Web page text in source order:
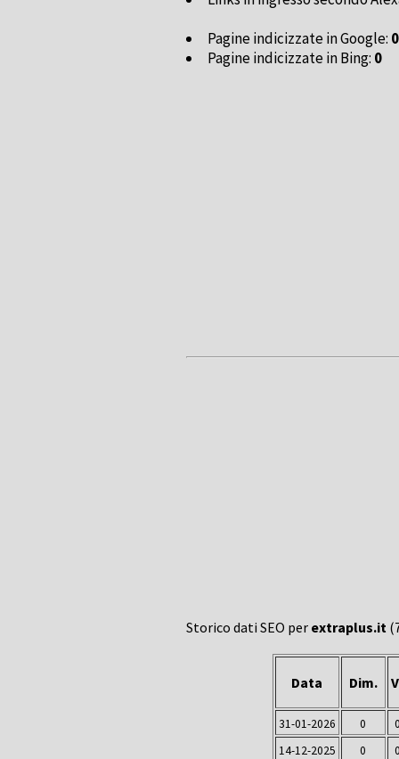
Pagine indicizzate in Google: 0
Pagine indicizzate in Bing: 0
Storico dati SEO per extraplus.it
Data Dim.
31-01-2026 0
14-12-2025
0